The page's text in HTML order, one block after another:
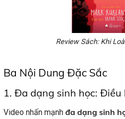
Review Sách: Khi
Ba Nội Dung Đặc Sắc
1. Đa dạng sinh học: Điều
Video nhấn mạnh đa dạng sinh